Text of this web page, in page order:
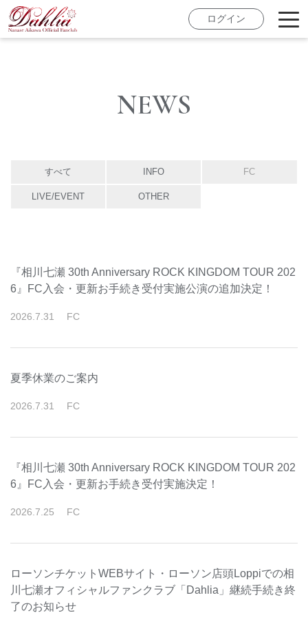
ログイン
NEWS
すべて INFO FC
LIVE/EVENT OTHER
『相川七瀬 30th Anniversary ROCK KINGDOM TOUR 202
6』FC入会・更新お手続き受付実施公演の追加決定！
2026 7 31 FC
夏季休業のご案内
2026 7 31 FC
『相川七瀬 30th Anniversary ROCK KINGDOM TOUR 202
6』FC入会・更新お手続き受付実施決定！
2026 7 25 FC
ローソンチケットWEBサイト・ローソン店頭Loppiでの相
川七瀬オフィシャルファンクラブ「Dahlia」継続手続き終
了のお知らせ